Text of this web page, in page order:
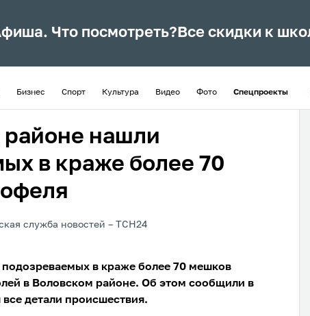
Что посмотреть? Все скидки к
Бизнес Спорт Культура Видео Фото Спецпроекты
районе нашли
в краже более 70
служба новостей ТСН24
подозреваемых в краже более 70 мешков
в Воловском районе. Об этом сообщили в
детали происшествия.